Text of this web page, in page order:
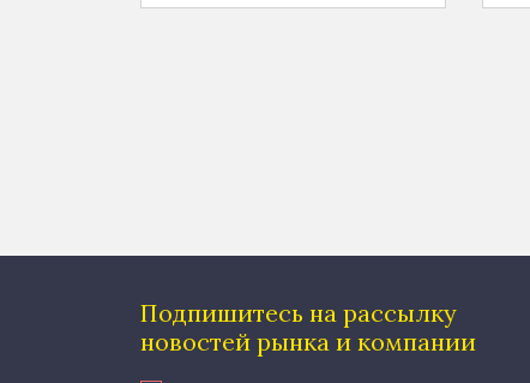
Подпишитесь на рассылку
новостей рынка и компании